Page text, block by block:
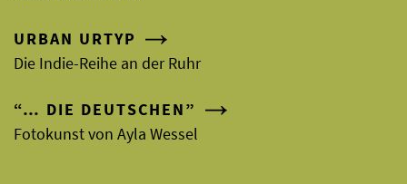
URBAN URTYP
Die Indie-Reihe an der Ruhr
“… DIE DEUTSCHEN”
Fotokunst von Ayla Wessel